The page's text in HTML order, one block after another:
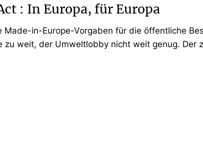
: In Europa, für Europa
Made-in-Europe-Vorgaben für die öffentliche
zu weit, der Umweltlobby nicht weit genug.